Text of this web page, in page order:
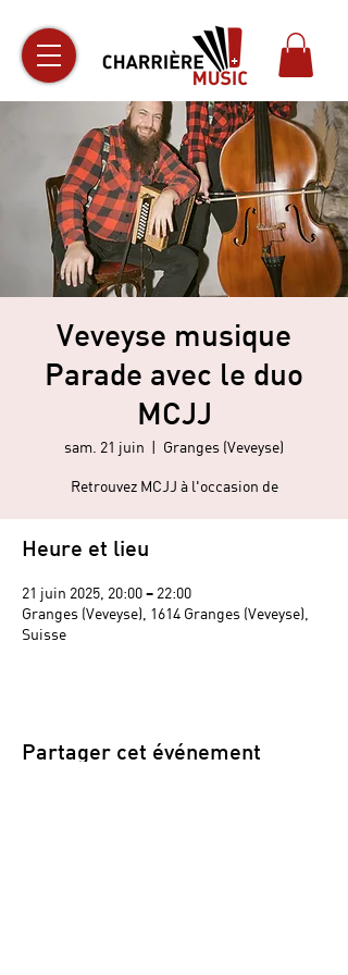
Veveyse musique
Parade avec le duo
MCJJ
sam. 21 juin
  |
Granges (Veveyse)
Retrouvez MCJJ à l'occasion de
Heure et lieu
21 juin 2025, 20:00 – 22:00
Granges (Veveyse), 1614 Granges (Veveyse),
Suisse
Partager cet événement